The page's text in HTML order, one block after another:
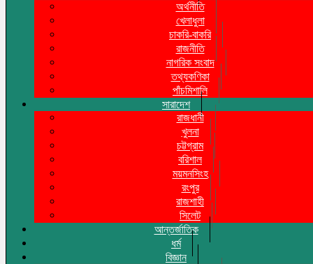
অর্থনীতি
খেলাধুলা
চাকরি-বাকরি
রাজনীতি
নাগরিক সংবাদ
তথ্যকণিকা
পাঁচমিশালি
সারাদেশ
রাজধানী
খুলনা
চট্টগ্রাম
বরিশাল
ময়মনসিংহ
রংপুর
রাজশাহী
সিলেট
আন্তর্জাতিক
ধর্ম
বিজ্ঞান